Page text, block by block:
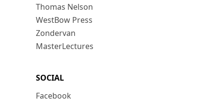
Thomas Nelson
WestBow Press
Zondervan
MasterLectures
SOCIAL
Facebook